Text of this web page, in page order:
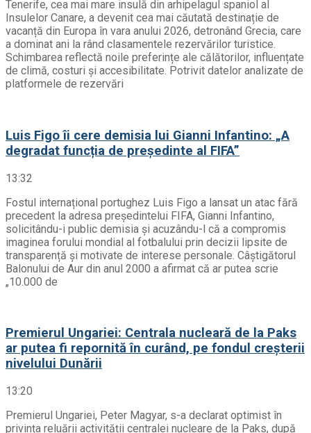
Tenerife, cea mai mare insulă din arhipelagul spaniol al
Insulelor Canare, a devenit cea mai căutată destinație de
vacanță din Europa în vara anului 2026, detronând Grecia, care
a dominat ani la rând clasamentele rezervărilor turistice.
Schimbarea reflectă noile preferințe ale călătorilor, influențate
de climă, costuri și accesibilitate. Potrivit datelor analizate de
platformele de rezervări
Luis Figo îi cere demisia lui Gianni Infantino: „A
degradat funcția de președinte al FIFA”
13:32
Fostul internațional portughez Luis Figo a lansat un atac fără
precedent la adresa președintelui FIFA, Gianni Infantino,
solicitându-i public demisia și acuzându-l că a compromis
imaginea forului mondial al fotbalului prin decizii lipsite de
transparență și motivate de interese personale. Câștigătorul
Balonului de Aur din anul 2000 a afirmat că ar putea scrie
„10.000 de
Premierul Ungariei: Centrala nucleară de la Paks
ar putea fi repornită în curând, pe fondul creșterii
nivelului Dunării
13:20
Premierul Ungariei, Peter Magyar, s-a declarat optimist în
privința reluării activității centralei nucleare de la Paks, după